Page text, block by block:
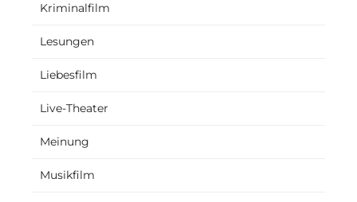
Kriminalfilm
Lesungen
Liebesfilm
Live-Theater
Meinung
Musikfilm